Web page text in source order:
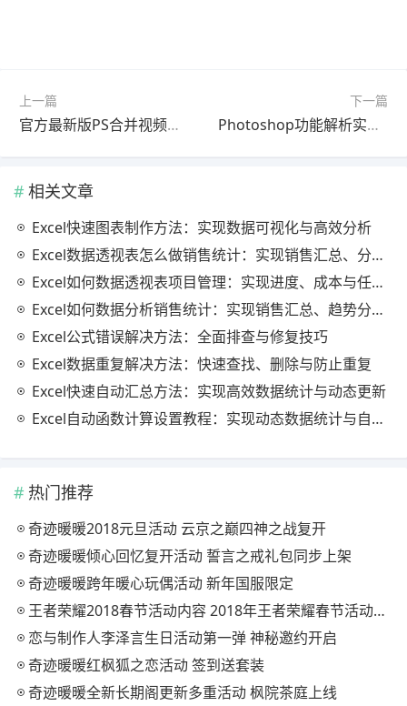
上一篇
官方最新版PS合并视频快速上手教程教程｜避坑指南
下一篇
Photoshop功能解析实战教程最新更新版详细步骤
相关文章
Excel快速图表制作方法：实现数据可视化与高效分析
Excel数据透视表怎么做销售统计：实现销售汇总、分析与动态监控
Excel如何数据透视表项目管理：实现进度、成本与任务的高效分析
Excel如何数据分析销售统计：实现销售汇总、趋势分析与业绩优化
Excel公式错误解决方法：全面排查与修复技巧
Excel数据重复解决方法：快速查找、删除与防止重复
Excel快速自动汇总方法：实现高效数据统计与动态更新
Excel自动函数计算设置教程：实现动态数据统计与自动更新
热门推荐
奇迹暖暖2018元旦活动 云京之巅四神之战复开
奇迹暖暖倾心回忆复开活动 誓言之戒礼包同步上架
奇迹暖暖跨年暖心玩偶活动 新年国服限定
王者荣耀2018春节活动内容 2018年王者荣耀春节活动大全
恋与制作人李泽言生日活动第一弹 神秘邀约开启
奇迹暖暖红枫狐之恋活动 签到送套装
奇迹暖暖全新长期阁更新多重活动 枫院茶庭上线